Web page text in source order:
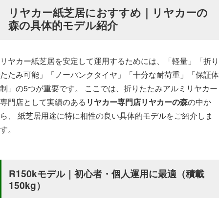
リヤカー紙芝居におすすめ｜リヤカーの
森の具体的モデル紹介
リヤカー紙芝居を安定して運用するためには、「軽量」「折り
たたみ可能」「ノーパンクタイヤ」「十分な耐荷重」「保証体
制」の5つが重要です。 ここでは、折りたたみアルミリヤカー
専門店として実績のある リヤカー専門店リヤカーの森の中か
ら、 紙芝居用途に特に相性の良い具体的モデルをご紹介しま
す。
R150kモデル｜初心者・個人運用に最適（積載
150kg）